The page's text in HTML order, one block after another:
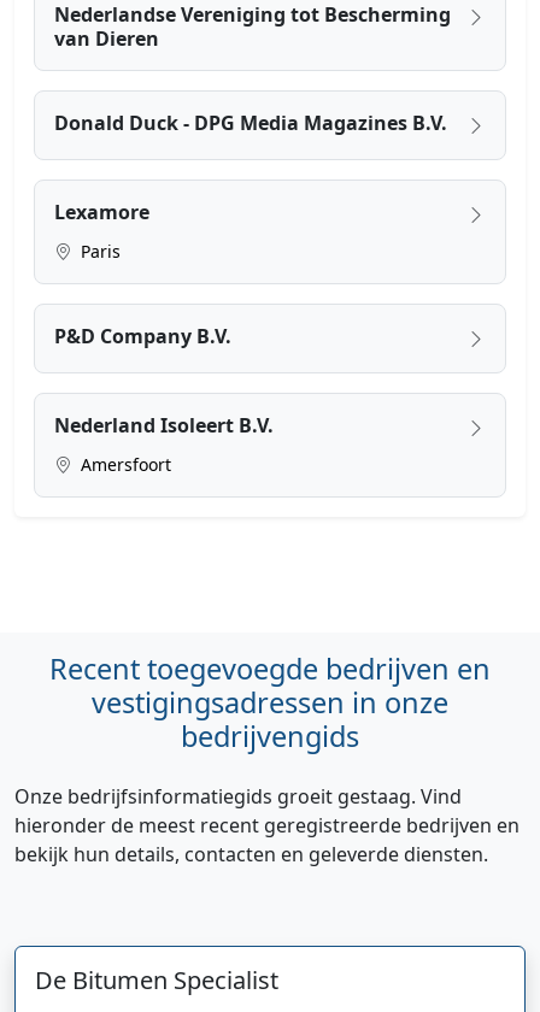
Nederlandse Vereniging tot Bescherming
van Dieren
Donald Duck - DPG Media Magazines B.V.
Lexamore
Paris
P&D Company B.V.
Nederland Isoleert B.V.
Amersfoort
Recent toegevoegde bedrijven en
vestigingsadressen in onze
bedrijvengids
Onze bedrijfsinformatiegids groeit gestaag. Vind
hieronder de meest recent geregistreerde bedrijven en
bekijk hun details, contacten en geleverde diensten.
De Bitumen Specialist